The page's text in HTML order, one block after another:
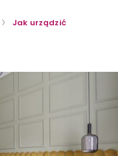
Jak urządzić